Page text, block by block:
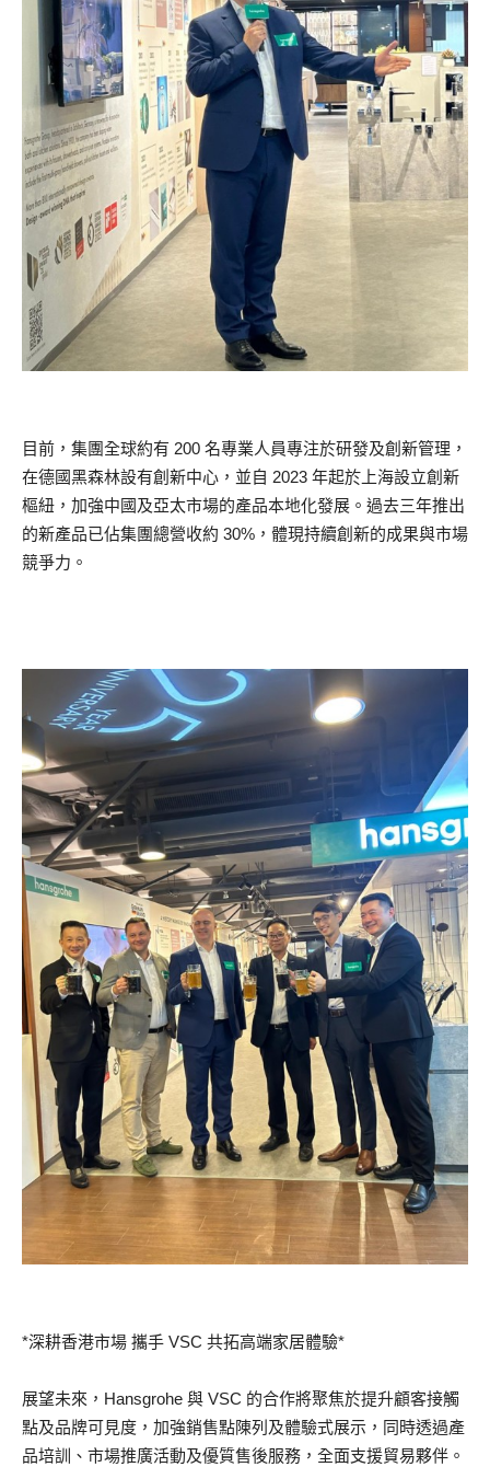
目前，集團全球約有 200 名專業人員專注於研發及創新管理，
在德國黑森林設有創新中心，並自 2023 年起於上海設立創新
樞紐，加強中國及亞太市場的產品本地化發展。過去三年推出
的新產品已佔集團總營收約 30%，體現持續創新的成果與市場
競爭力。
*深耕香港市場 攜手 VSC 共拓高端家居體驗*
展望未來，Hansgrohe 與 VSC 的合作將聚焦於提升顧客接觸
點及品牌可見度，加強銷售點陳列及體驗式展示，同時透過產
品培訓、市場推廣活動及優質售後服務，全面支援貿易夥伴。